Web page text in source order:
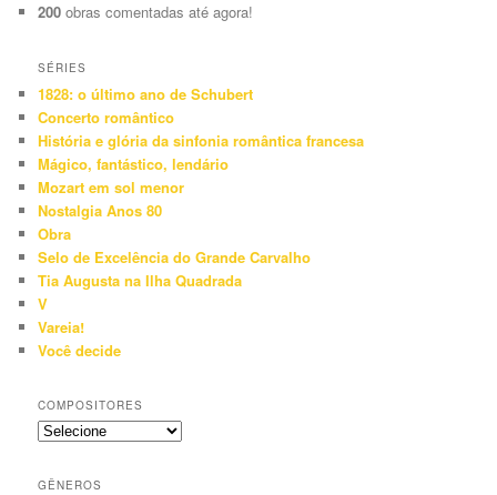
200 obras comentadas até agora!
SÉRIES
1828: o último ano de Schubert
Concerto romântico
História e glória da sinfonia romântica francesa
Mágico, fantástico, lendário
Mozart em sol menor
Nostalgia Anos 80
Obra
Selo de Excelência do Grande Carvalho
Tia Augusta na Ilha Quadrada
V
Vareia!
Você decide
COMPOSITORES
GÊNEROS